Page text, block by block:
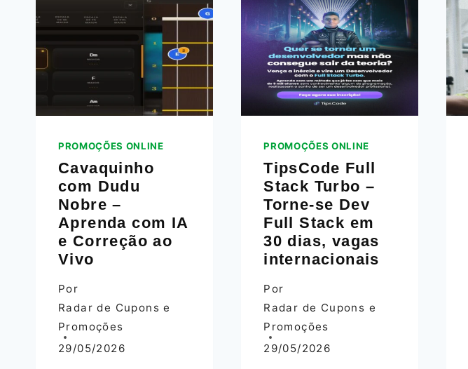
PROMOÇÕES ONLINE
Cavaquinho
com Dudu
Nobre –
Aprenda com IA
e Correção ao
Vivo
Por
Radar de Cupons e
Promoções
29/05/2026
PROMOÇÕES ONLINE
TipsCode Full
Stack Turbo –
Torne‑se Dev
Full Stack em
30 dias, vagas
internacionais
Por
Radar de Cupons e
Promoções
29/05/2026